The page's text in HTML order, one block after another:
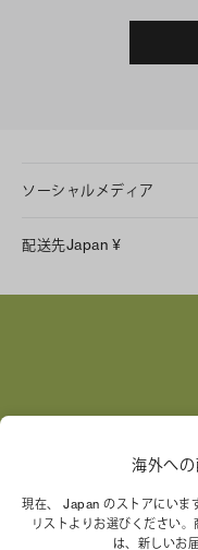
ソーシャルメディア
Facebook
配送先Japan ¥
トリー バーチ財団
くこ
海外へ
現在、 Japan のストアにいま
リストよりお選びください
は、新しいお